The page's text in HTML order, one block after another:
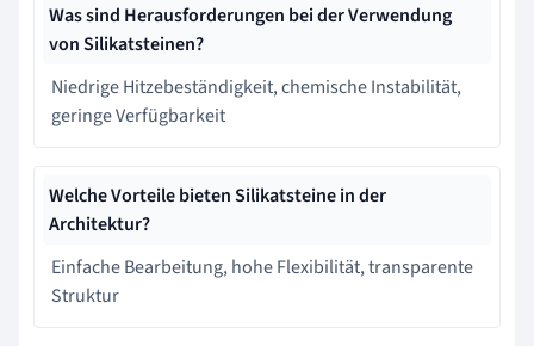
Was sind Herausforderungen bei der Verwendung
von Silikatsteinen?
Niedrige Hitzebeständigkeit, chemische Instabilität,
geringe Verfügbarkeit
Welche Vorteile bieten Silikatsteine in der
Architektur?
Einfache Bearbeitung, hohe Flexibilität, transparente
Struktur